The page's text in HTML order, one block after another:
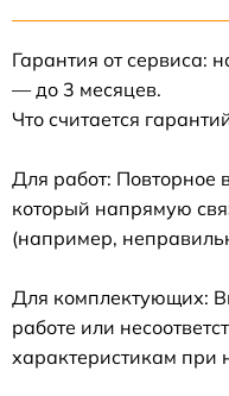
Гарантия от сервиса:
— до 3 месяцев.
Что считается
Для работ: Повторное
который напрямую
(например,
Для комплектующих:
работе или
характеристикам при